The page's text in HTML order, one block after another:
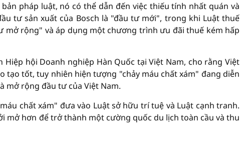
pháp luật, nó có thể dẫn đến việc thiếu tính nhất quán và
tư sản xuất của Bosch là "đầu tư mới", trong khi Luật thuế
mở rộng" và áp dụng một chương trình ưu đãi thuế kém hấp
Hiệp hội Doanh nghiệp Hàn Quốc tại Việt Nam, cho rằng Việt
tốt, tuy nhiên hiện tượng "chảy máu chất xám" đang diễn
mở rộng đầu tư của Việt Nam.
chất xám" đưa vào Luật sở hữu trí tuệ và Luật cạnh tranh.
mở hơn để trở thành một cường quốc du lịch toàn cầu và thu